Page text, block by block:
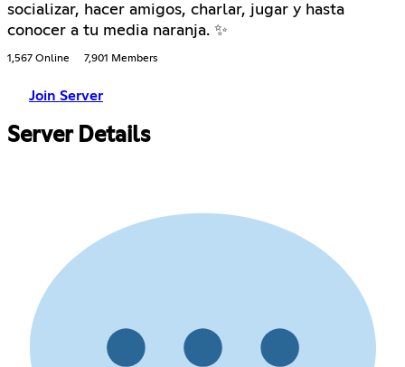
socializar, hacer amigos, charlar, jugar y hasta
conocer a tu media naranja. ✨
1,567 Online 7,901 Members
Join Server
Server Details